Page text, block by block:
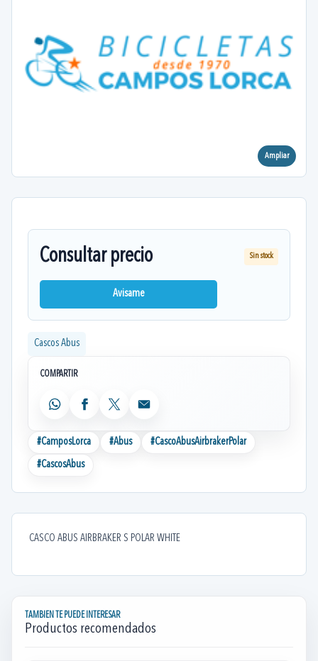
Ampliar
Consultar precio Sin stock
Avisame
Cascos Abus
COMPARTIR
WhatsAppFacebook
X Email
#CamposLorca #Abus #CascoAbusAirbrakerPolar
#CascosAbus
CASCO ABUS AIRBRAKER S POLAR WHITE
TAMBIEN TE PUEDE INTERESAR
Productos recomendados